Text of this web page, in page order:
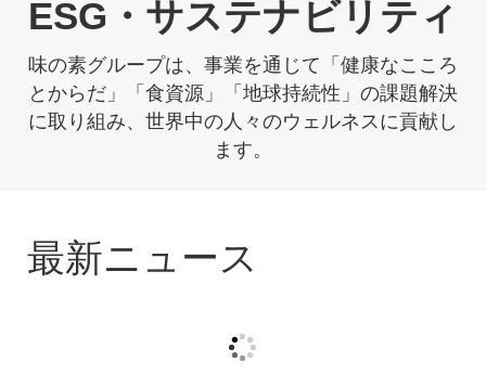
ESG・サステナビリティ
味の素グループは、事業を通じて「健康なこころ
とからだ」「食資源」「地球持続性」の課題解決
に取り組み、 世界中の人々のウェルネスに貢献し
ます。
最新ニュース